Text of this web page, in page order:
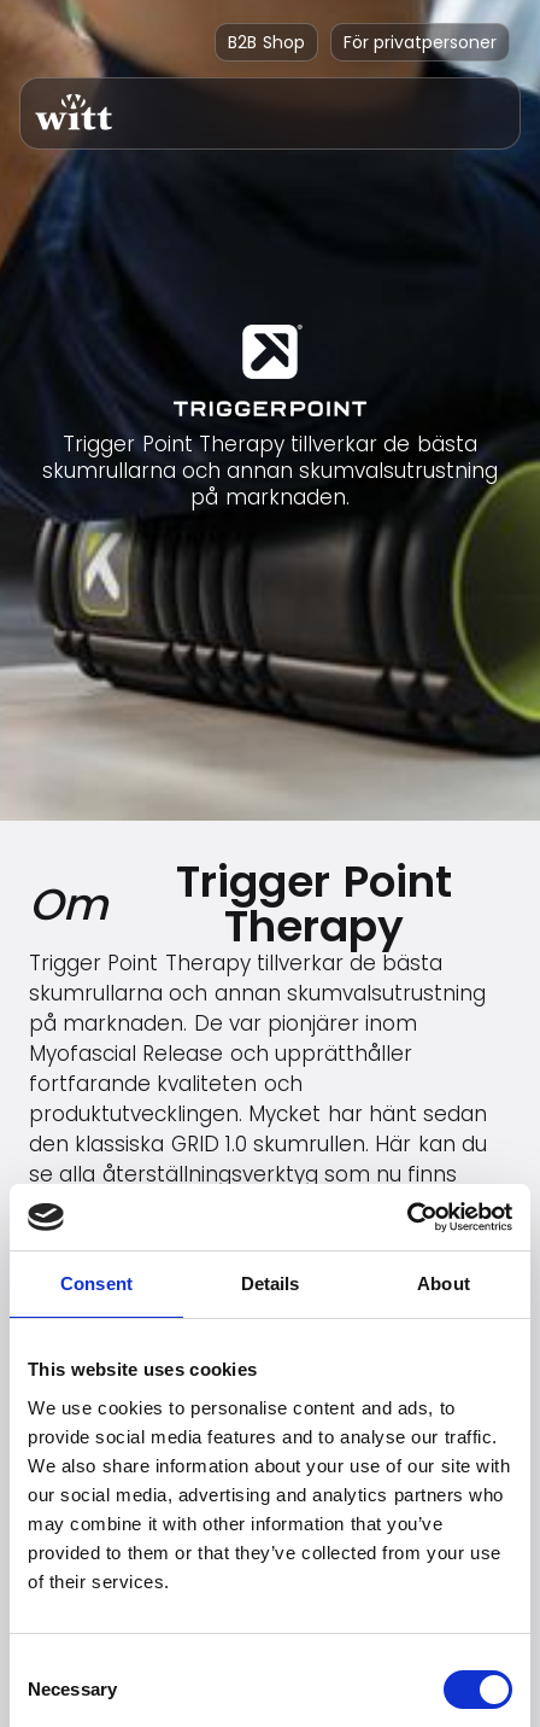
Consent Details About
This website uses cookies
We use cookies to personalise content and ads, to
provide social media features and to analyse our traffic.
We also share information about your use of our site with
our social media, advertising and analytics partners who
may combine it with other information that you’ve
provided to them or that they’ve collected from your use
of their services.
Selection
Necessary
B2B Shop För privatpersoner
Trigger Point Therapy tillverkar de bästa
skumrullarna och annan skumvalsutrustning
på marknaden.
Om Trigger Point
Therapy
Trigger Point Therapy tillverkar de bästa
skumrullarna och annan skumvalsutrustning
på marknaden. De var pionjärer inom
Myofascial Release och upprätthåller
fortfarande kvaliteten och
produktutvecklingen. Mycket har hänt sedan
den klassiska GRID 1.0 skumrullen. Här kan du
se alla återställningsverktyg som nu finns
tillgängliga på den danska marknaden.
See products (B2B)
Letar du efter fler
varumärken?
Mer än 60 internationella varumärken litar på
Witt.